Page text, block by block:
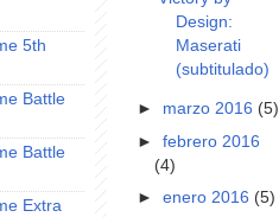
5th
Battle
Battle
Extra
Design:
Maserati
(subtitulado)
► marzo 2016 (5)
►febrero 2016
(4)
►enero 2016 (5)